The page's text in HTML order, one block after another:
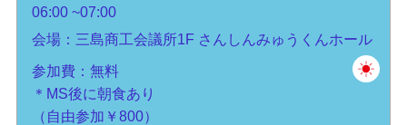
06:00
07:00
会場：三島商工会議所1F さんしんみゅうくんホール
参加費：無料
＊MS後に朝食あり
（自由参加￥800）